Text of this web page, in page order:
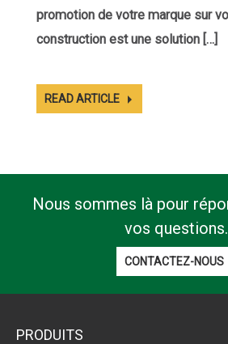
promotion de votre marque sur
construction est une solution […]
READ ARTICLE
Nous sommes là pour
vos questions.
CONTACTEZ-NOUS
PRODUITS